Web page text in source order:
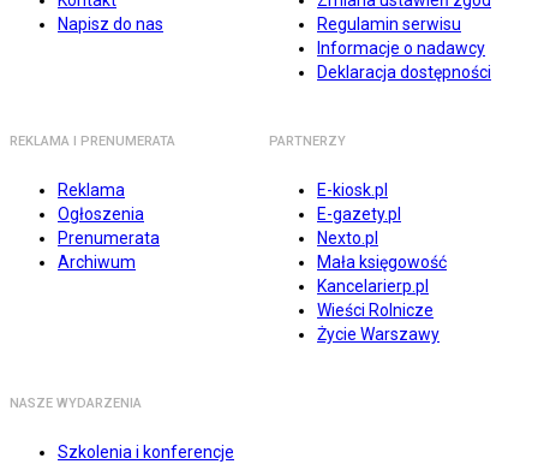
Napisz do nas
Regulamin serwisu
Informacje o nadawcy
Deklaracja dostępności
REKLAMA I PRENUMERATA
Reklama
Ogłoszenia
Prenumerata
Archiwum
PARTNERZY
E-kiosk.pl
E-gazety.pl
Nexto.pl
Mała księgowość
Kancelarierp.pl
Wieści Rolnicze
Życie Warszawy
NASZE WYDARZENIA
Szkolenia i konferencje